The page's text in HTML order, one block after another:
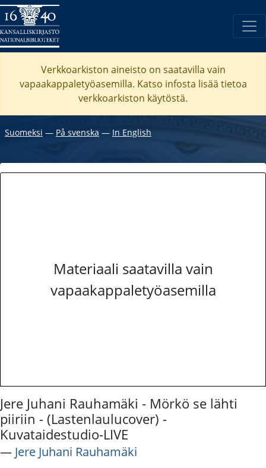
Verkkoarkiston aineisto on saatavilla vain
vapaakappaletyöasemilla. Katso infosta lisää tietoa
verkkoarkiston käytöstä.
Suomeksi ― På svenska ― In English
Materiaali saatavilla vain
vapaakappaletyöasemilla
Jere Juhani Rauhamäki - Mörkö se lähti
piiriin - (Lastenlaulucover) -
Kuvataidestudio-LIVE
― Jere Juhani Rauhamäki